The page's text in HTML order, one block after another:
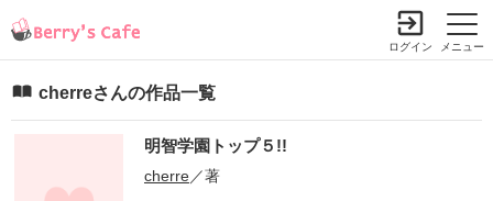
メニュー
ログイン
cherreさんの作品一覧
明智学園トップ５!!
cherre／著